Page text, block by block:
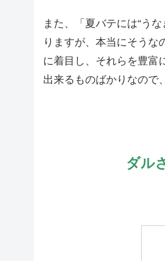
また、「夏バテには“う
りますが、本当にそうな
に着目し、それらを豊富
出来るものばかりなので
ダル